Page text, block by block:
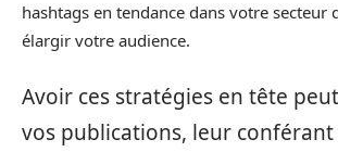
hashtags en tendance dans votre secteur
élargir votre audience.
Avoir ces stratégies en tête
vos publications, leur conférant